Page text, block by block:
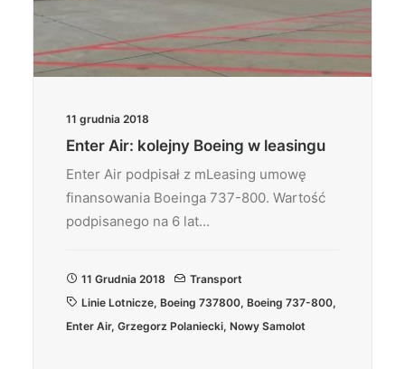
11 grudnia 2018
Enter Air: kolejny Boeing w leasingu
Enter Air podpisał z mLeasing umowę
finansowania Boeinga 737-800. Wartość
podpisanego na 6 lat…
11 Grudnia 2018
Transport
Linie Lotnicze, Boeing 737800, Boeing 737-800,
Enter Air, Grzegorz Polaniecki, Nowy Samolot